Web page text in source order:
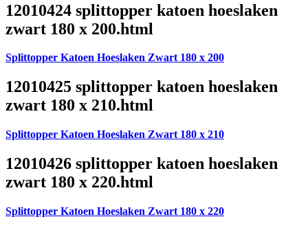
12010424 splittopper katoen hoeslaken
zwart 180 x 200.html
Splittopper Katoen Hoeslaken Zwart 180 x 200
12010425 splittopper katoen hoeslaken
zwart 180 x 210.html
Splittopper Katoen Hoeslaken Zwart 180 x 210
12010426 splittopper katoen hoeslaken
zwart 180 x 220.html
Splittopper Katoen Hoeslaken Zwart 180 x 220